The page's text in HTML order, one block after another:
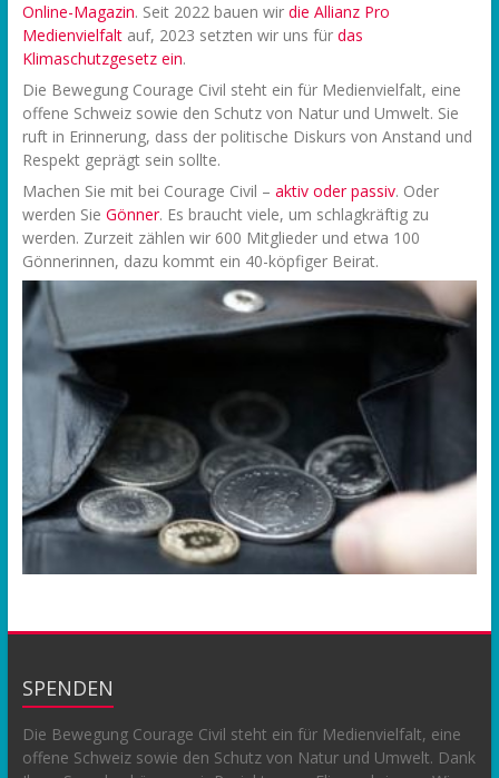
Online-Magazin. Seit 2022 bauen wir die Allianz Pro
Medienvielfaltauf, 2023 setzten wir uns für das
Klimaschutzgesetz ein.
Die Bewegung Courage Civil steht ein für Medienvielfalt, eine
offene Schweiz sowie den Schutz von Natur und Umwelt. Sie
ruft in Erinnerung, dass der politische Diskurs von Anstand und
Respekt geprägt sein sollte.
Machen Sie mit bei Courage Civil – aktiv oder passiv. Oder
werden Sie Gönner. Es braucht viele, um schlagkräftig zu
werden. Zurzeit zählen wir 600 Mitglieder und etwa 100
Gönnerinnen, dazu kommt ein 40-köpfiger Beirat.
SPENDEN
Die Bewegung Courage Civil steht ein für Medienvielfalt, eine
offene Schweiz sowie den Schutz von Natur und Umwelt. Dank